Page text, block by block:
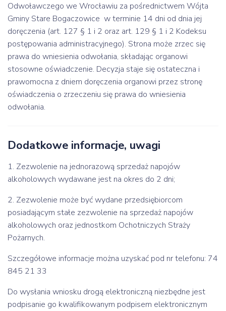
Odwoławczego we Wrocławiu za pośrednictwem Wójta
Gminy Stare Bogaczowice w terminie 14 dni od dnia jej
doręczenia (art. 127 § 1 i 2 oraz art. 129 § 1 i 2 Kodeksu
postępowania administracyjnego). Strona może zrzec się
prawa do wniesienia odwołania, składając organowi
stosowne oświadczenie. Decyzja staje się ostateczna i
prawomocna z dniem doręczenia organowi przez stronę
oświadczenia o zrzeczeniu się prawa do wniesienia
odwołania.
Dodatkowe informacje, uwagi
1. Zezwolenie na jednorazową sprzedaż napojów
alkoholowych wydawane jest na okres do 2 dni;
2. Zezwolenie może być wydane przedsiębiorcom
posiadającym stałe zezwolenie na sprzedaż napojów
alkoholowych oraz jednostkom Ochotniczych Straży
Pożarnych.
Szczegółowe informacje można uzyskać pod nr telefonu: 74
845 21 33
Do wysłania wniosku drogą elektroniczną niezbędne jest
podpisanie go kwalifikowanym podpisem elektronicznym